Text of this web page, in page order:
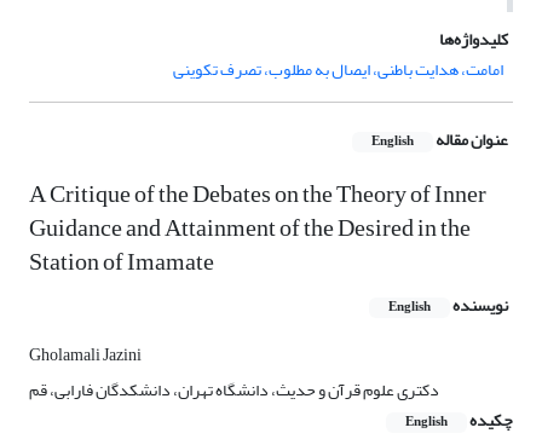
کلیدواژه‌ها
امامت، هدایت باطنی، ایصال به مطلوب، تصرف تکوینی
عنوان مقاله English
A Critique of the Debates on the Theory of Inner
Guidance and Attainment of the Desired in the
Station of Imamate
نویسنده English
Gholamali Jazini
دکتری علوم قرآن و حدیث، دانشگاه تهران، دانشکدگان فارابی، قم
چکیده
English